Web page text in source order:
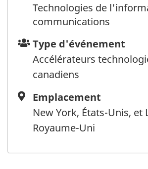
Technologies de
communications
Type
d'événement
Type d'événement
Accélérateurs
canadiens
Emplacement
Emplacement
New York, États-Unis, et
Royaume-Uni